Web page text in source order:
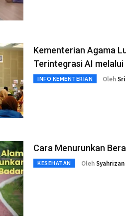
Kementerian Agama
Terintegrasi AI
INFO KEMENTERIAN Oleh
Cara Menurunkan
KESEHATAN OlehSyahrizan